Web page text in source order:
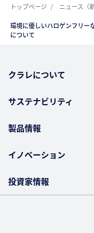
トップページ ニュース（
環境に優しいハロゲンフリー
について
クラレについて
サステナビリティ
製品情報
イノベーション
投資家情報